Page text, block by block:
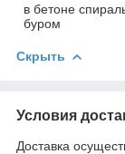
в бетоне
буром
Скрыть
Условия
Доставка